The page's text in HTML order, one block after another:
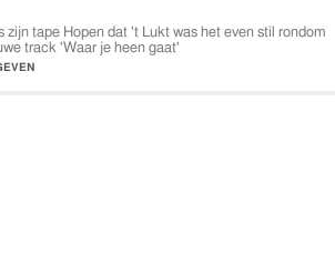
tape Hopen dat 't Lukt was het even stil rondom
track 'Waar je heen gaat'